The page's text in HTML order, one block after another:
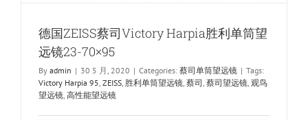
德国ZEISS蔡司Victory Harpia胜利单筒望
远镜23-70×95
By admin | 30 5 月, 2020 | Categories: 蔡司单筒望远镜 | Tags:
Victory Harpia 95, ZEISS, 胜利单筒望远镜, 蔡司, 蔡司望远镜, 观鸟
望远镜, 高性能望远镜